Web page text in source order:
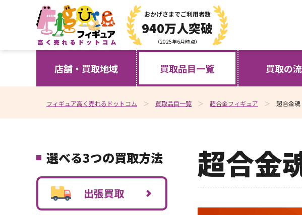
おかげさまでご利用者数
940万人突破
（2025年6月時点）
店舗・買取地域 買取品目一覧 買取の
フィギュア高く売れるドットコム 買取品目一覧 超合金フィギュア 超合金
超合金
選べる3つの買取方法
出張買取